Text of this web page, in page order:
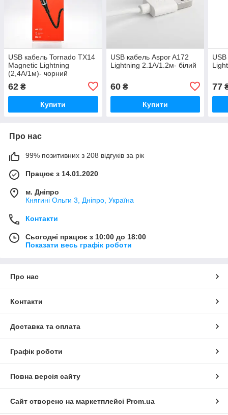
USB кабель Tornado TX14
Magnetic Lightning
(2,4A/1м)- чорний
62 ₴
Купити
USB кабель Aspor A172
Lightning 2.1A/1.2м- білий
60₴
Купити
77
Про нас
99% позитивних з 208 відгуків за рік
Працює з 14.01.2020
м. Дніпро
Княгині Ольги 3, Дніпро, Україна
Контакти
Сьогодні працює з 10:00 до 18:00
Показати весь графік роботи
Про нас
Контакти
Доставка та оплата
Графік роботи
Повна версія сайту
Сайт створено на маркетплейсі Prom.ua